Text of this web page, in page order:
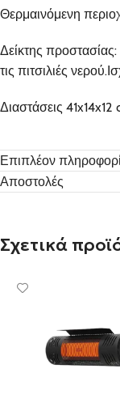
Θερμαινόμενη
Δείκτης
τις πιτσιλιές
Διαστάσεις 41x14x12
Επιπλέον
Αποστολές
Σχετικά